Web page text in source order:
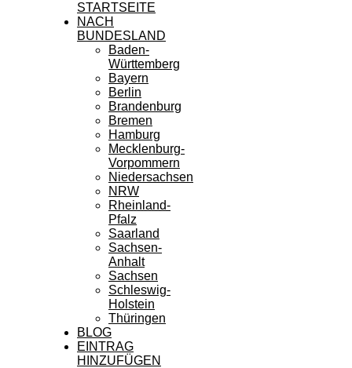
STARTSEITE
NACH
BUNDESLAND
Baden-
Württemberg
Bayern
Berlin
Brandenburg
Bremen
Hamburg
Mecklenburg-
Vorpommern
Niedersachsen
NRW
Rheinland-
Pfalz
Saarland
Sachsen-
Anhalt
Sachsen
Schleswig-
Holstein
Thüringen
BLOG
EINTRAG
HINZUFÜGEN